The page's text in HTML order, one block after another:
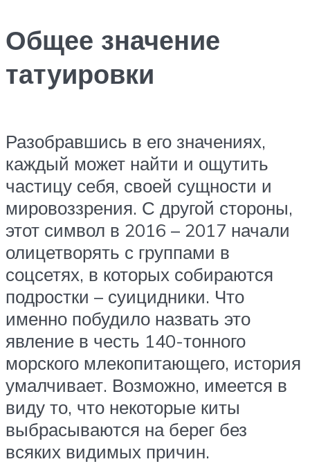
Общее значение
татуировки
Разобравшись в его значениях,
каждый может найти и ощутить
частицу себя, своей сущности и
мировоззрения. С другой стороны,
этот символ в 2016 – 2017 начали
олицетворять с группами в
соцсетях, в которых собираются
подростки – суицидники. Что
именно побудило назвать это
явление в честь 140-тонного
морского млекопитающего, история
умалчивает. Возможно, имеется в
виду то, что некоторые киты
выбрасываются на берег без
всяких видимых причин.